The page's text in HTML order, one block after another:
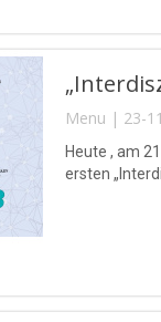
Menu | 23-
Heute , am
ersten